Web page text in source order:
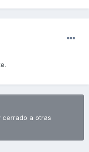
cerrado a otras